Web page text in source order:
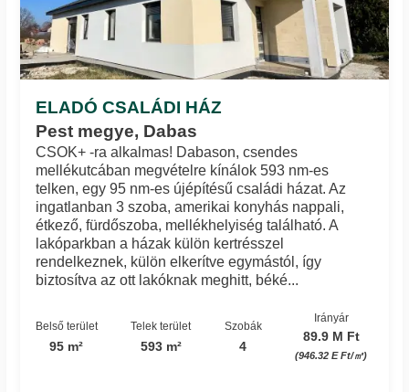
ELADÓ CSALÁDI HÁZ
Pest megye, Dabas
CSOK+ -ra alkalmas! Dabason, csendes
mellékutcában megvételre kínálok 593 nm-es
telken, egy 95 nm-es újépítésű családi házat. Az
ingatlanban 3 szoba, amerikai konyhás nappali,
étkező, fürdőszoba, mellékhelyiség található. A
lakóparkban a házak külön kertrésszel
rendelkeznek, külön elkerítve egymástól, így
biztosítva az ott lakóknak meghitt, béké...
Belső terület
95 m²
Telek terület
593 m²
Szobák
4
Irányár
89.9 M Ft
(946.32 E Ft/㎡)